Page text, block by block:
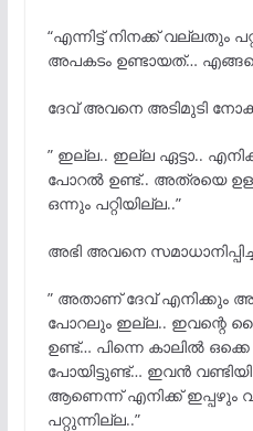
“എന്നിട്ട് നിനക്ക് വല്ലതും
അപകടം ഉണ്ടായത്…
ദേവ് അവനെ അടിമുടി
” ഇല്ല.. ഇല്ല ഏട്ടാ..
പോറൽ ഉണ്ട്.. അത്രയെ
ഒന്നും പറ്റിയില്ല..”
അഭി അവനെ
” അതാണ് ദേവ് എനിക്കും
പോറലും ഇല്ല.. ഇവന്റെ
ഉണ്ട്… പിന്നെ കാലില്
പോയിട്ടുണ്ട്… ഇവന്
ആണെന്ന് എനിക്ക് ഇപ്പഴും
പറ്റുന്നില്ല..”